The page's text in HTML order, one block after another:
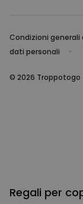
Condizioni
dati personali
© 2026 Troppotogo
Regali per